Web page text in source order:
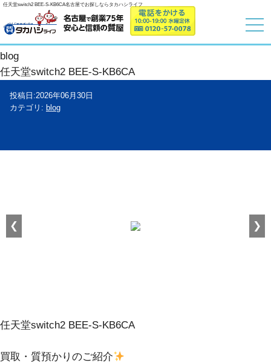
任天堂switch2 BEE-S-KB6CA名古屋でお探しならタカハシライフ
blog
任天堂switch2 BEE-S-KB6CA
投稿日:2026年06月30日
カテゴリ: blog
❮ ❯
任天堂switch2 BEE-S-KB6CA
買取・質預かりのご紹介